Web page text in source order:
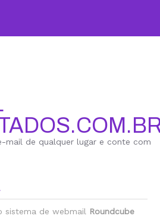
mail de qualquer lugar e conte com
sistema de webmail Roundcube